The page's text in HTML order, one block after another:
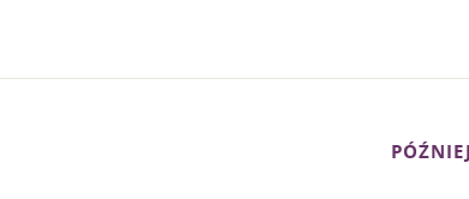
PÓŹNIEJ